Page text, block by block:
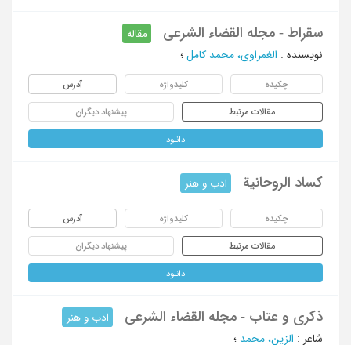
سقراط - مجله القضاء الشرعی
مقاله
نویسنده : الغمراوی، محمد کامل ؛
چکیده کلیدواژه آدرس
مقالات مرتبط پیشنهاد دیگران
دانلود
کساد الروحانیة ادب و هنر
چکیده کلیدواژه آدرس
مقالات مرتبط پیشنهاد دیگران
دانلود
ذکری و عتاب - مجله القضاء الشرعی
ادب و هنر
شاعر : الزین، محمد ؛